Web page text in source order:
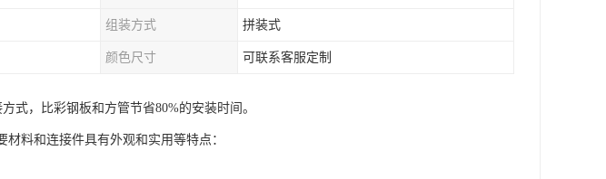
组装方式 拼装式
颜色尺寸 可联系客服定制
式，比彩钢板和方管节省80%的安装时间。
料和连接件具有外观和实用等特点：